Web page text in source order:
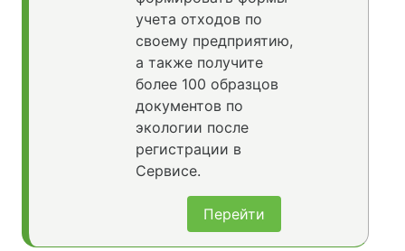
учета отходов по
своему предприятию,
а также получите
более 100 образцов
документов по
экологии после
регистрации в
Сервисе.
Перейти